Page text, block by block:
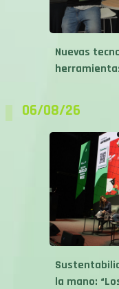
Nuevas
06/08/26
la mano: